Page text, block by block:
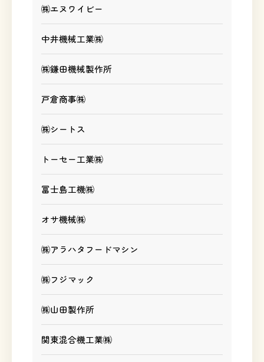
㈱エヌワイビー
中井機械工業㈱
㈱鎌田機械製作所
戸倉商事㈱
㈱シートス
トーセー工業㈱
冨士島工機㈱
オサ機械㈱
㈱アラハタフードマシン
㈱フジマック
㈱山田製作所
関東混合機工業㈱